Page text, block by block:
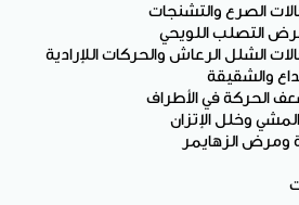
الصرع والتشنجات
التصلب اللويحي
الشلل الرعاش والحركات اللإرادية
والشقيقة
الحركة في الأطراف
وخلل الإتزان
ومرض الزهايمر